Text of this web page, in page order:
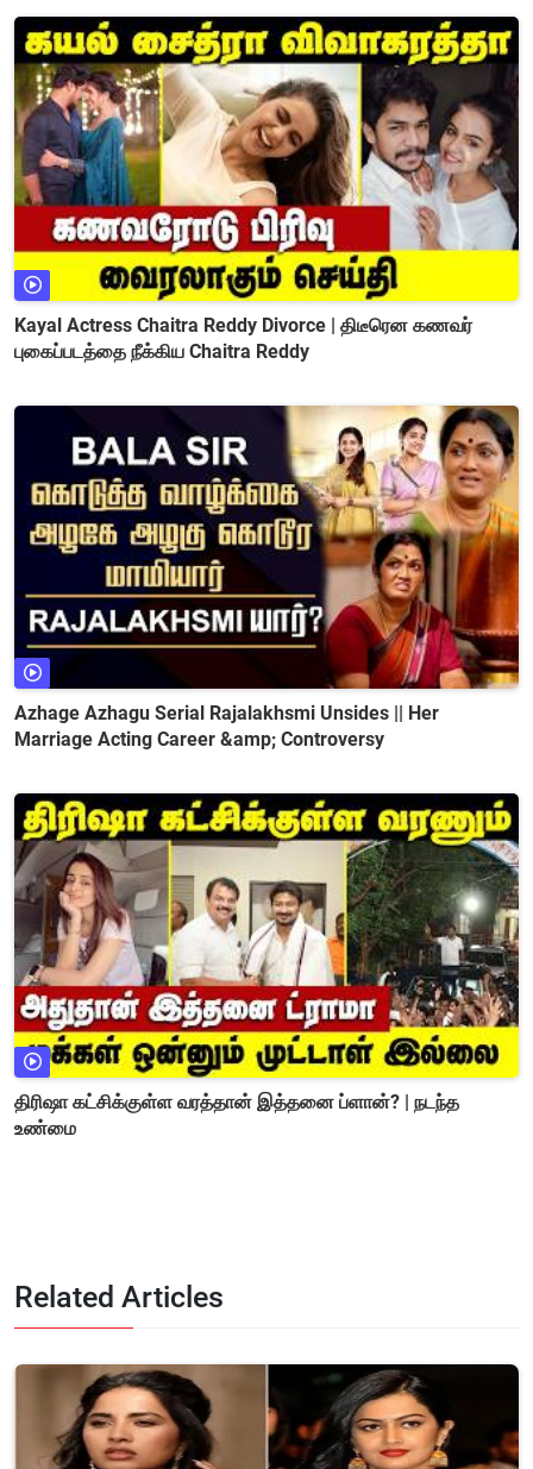
Kayal Actress Chaitra Reddy Divorce | திடீரென கணவர்
புகைப்படத்தை நீக்கிய Chaitra Reddy
Azhage Azhagu Serial Rajalakhsmi Unsides || Her
Marriage Acting Career &amp; Controversy
திரிஷா கட்சிக்குள்ள வரத்தான் இத்தனை ப்ளான்? | நடந்த
உண்மை
Related Articles